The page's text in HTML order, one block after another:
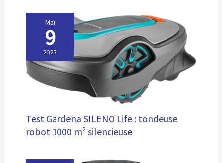
Mai
9
2025
Test Gardena SILENO Life : tondeuse
robot 1000 m² silencieuse